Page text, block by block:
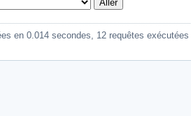
en 0.014 secondes, 12 requêtes